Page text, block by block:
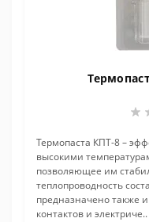
Термопаста КПТ-8 –
высокими
позволяющее им
теплопроводность
предназначено также
контактов и электриче..